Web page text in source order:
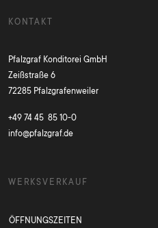
KONTAKT
Pfalzgraf Konditorei GmbH
Zeißstraße 6
72285 Pfalzgrafenweiler
+49 74 45 85 10-0
info@pfalzgraf.de
WERKSVERKAUF
ÖFFNUNGSZEITEN